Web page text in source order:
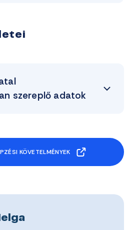
szereplő adatok
KÖVETELMÉNYEK